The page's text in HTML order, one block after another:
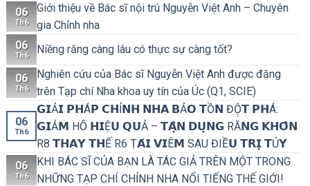
06
Th6
Giới thiệu về Bác sĩ nội trú Nguyễn Việt Anh – Chuyên
gia Chỉnh nha
06
Th6 Niềng răng càng lâu có thực sự càng tốt?
06
Th6
Nghiên cứu của Bác sĩ Nguyễn Việt Anh được đăng
trên Tạp chí Nha khoa uy tín của Úc (Q1, SCIE)
06
Th6
𝗚𝗜Ả𝗜 𝗣𝗛Á𝗣 𝗖𝗛Ỉ𝗡𝗛 𝗡𝗛𝗔 𝗕Ả𝗢 𝗧Ồ𝗡 ĐỘ̣𝗧 𝗣𝗛Á:
𝗚𝗜Ả𝗠 HÔ 𝗛𝗜Ệ𝗨 𝗤𝗨Ả – 𝗧𝗔̣̂𝗡 𝗗𝗨̣𝗡𝗚 RĂ𝗡𝗚 𝗞𝗛𝗢̂𝗡
R8 𝗧𝗛𝗔𝗬 𝗧𝗛Ế R6 Ṭ𝗔́𝗜 𝗩𝗜Ê𝗠 SAU ĐIỀ𝗨 𝗧𝗥𝗜̣ 𝗧Ủ𝗬
06
Th6
KHI BÁC SĨ CỦA BẠN LÀ TÁC GIẢ TRÊN MỘT TRONG
NHỮNG TẠP CHÍ CHỈNH NHA NỔI TIẾNG THẾ GIỚI!